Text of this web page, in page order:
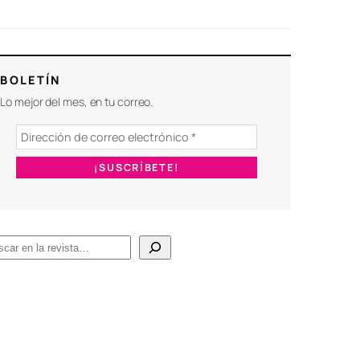
BOLETÍN
Lo mejor del mes, en tu correo.